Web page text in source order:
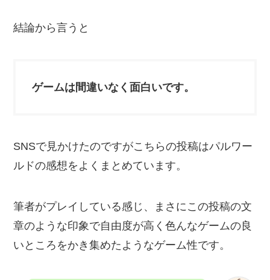
結論から言うと
ゲームは間違いなく面白いです。
SNSで見かけたのですがこちらの投稿はパルワー
ルドの感想をよくまとめています。
筆者がプレイしている感じ、まさにこの投稿の文
章のような印象で自由度が高く色んなゲームの良
いところをかき集めたようなゲーム性です。